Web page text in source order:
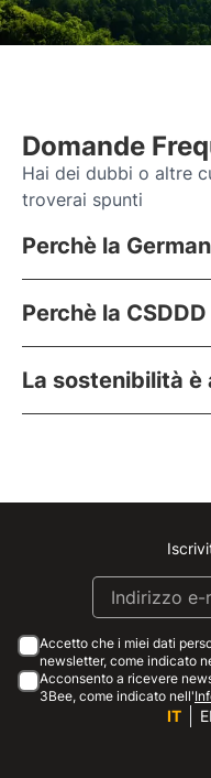
Domande
Hai dei dubbi o altre
troverai spunti
Perchè la
Perchè la
La sostenibilità è
Accetto che i miei dati
newsletter, come indicato
Acconsento a ricevere
3Bee, come indicato nell'
IT